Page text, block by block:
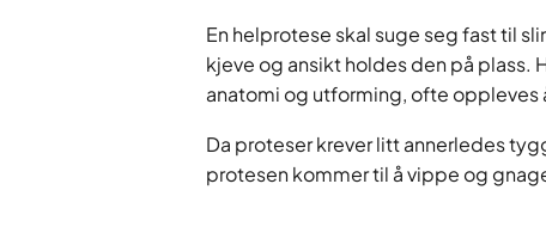
En helprotese skal suge seg fast til
kjeve og ansikt holdes den på plass.
anatomi og utforming, ofte oppleves
Da proteser krever litt annerledes
protesen kommer til å vippe og